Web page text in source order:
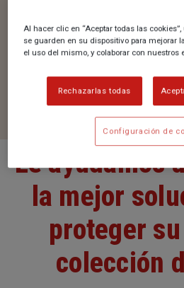
Le ayudamos
la mejor
proteger
colección
Al hacer clic en “Aceptar todas las
se guarden en su dispositivo para mejorar
el uso del mismo, y colaborar con nuestros
Rechazarlas todas
Configuración de